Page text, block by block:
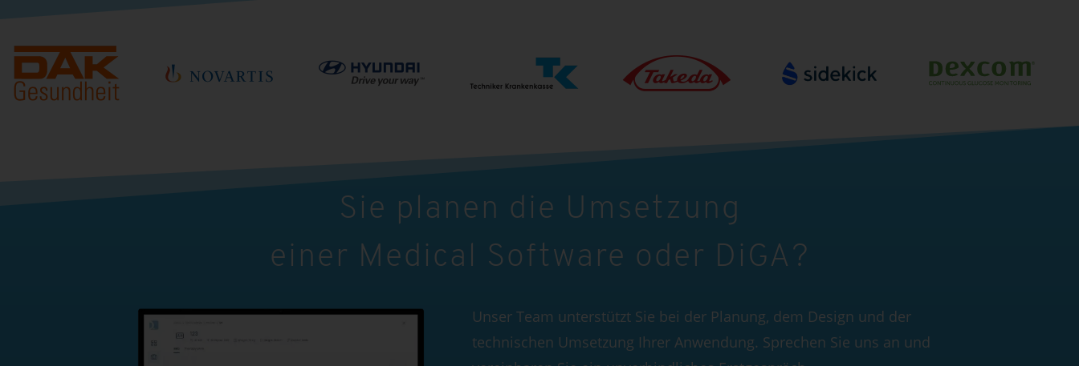
Sie planen die Umsetzung
einer Medical Software oder DiGA?
Unser Team unterstützt Sie bei der Planung, dem Design und der
technischen Umsetzung Ihrer Anwendung. Sprechen Sie uns an und